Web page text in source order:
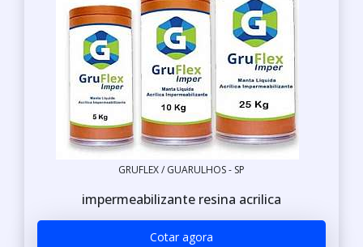
GRUFLEX / GUARULHOS - SP
impermeabilizante resina acrilica
Cotar agora